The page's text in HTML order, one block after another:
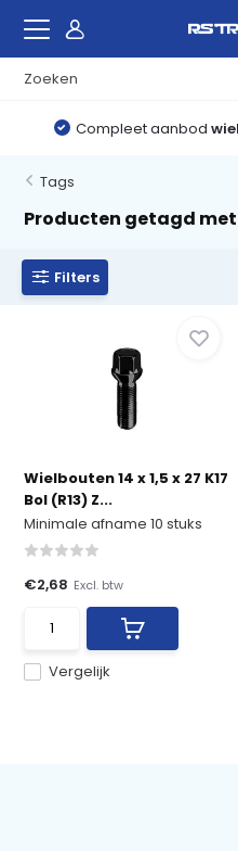
Compleet aanbod
Tags
Producten getagd met
Filters
Wielbouten 14 x 1,5 x 27 K17
Bol (R13) Z...
Minimale afname 10 stuks
Vergelijk
€2,68 Excl. btw